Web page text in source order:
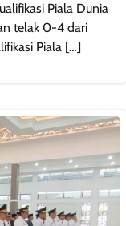
Piala Dunia
telak 0-4 dari
Piala […]